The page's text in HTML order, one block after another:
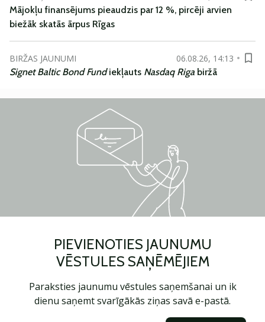
Mājokļu finansējums pieaudzis par 12 %, pircēji arvien
biežāk skatās ārpus Rīgas
BIRŽAS JAUNUMI
06.08.26, 14:13
Signet Baltic Bond Fundiekļauts Nasdaq Riga biržā
PIEVIENOTIES JAUNUMU
VĒSTULES SAŅĒMĒJIEM
Paraksties jaunumu vēstules saņemšanai un ik
dienu saņemt svarīgākās ziņas savā e-pastā.